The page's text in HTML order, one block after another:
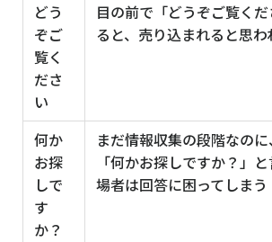
どう
ぞご
覧く
ださ
い
目の前で「どうぞご覧く
ると、売り込まれると思わ
何か
お探
しで
す
か？
まだ情報収集の段階なの
「何かお探しですか？」
場者は回答に困ってしまう